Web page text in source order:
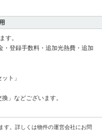
す。
・登録手数料・追加光熱費・追加
ト」
」などございます。
す。詳しくは物件の運営会社にお問